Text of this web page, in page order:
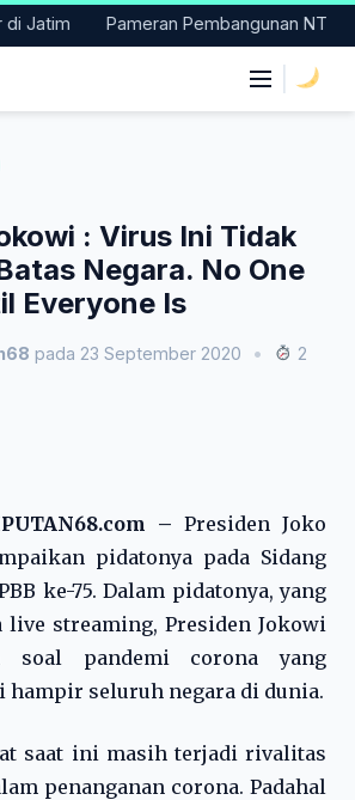
Pameran Pembangunan NTT
: Virus Ini Tidak
Negara. No One
Everyone Is
pada 23 September 2020 •
2
– Presiden Joko
pidatonya pada Sidang
ke-75. Dalam pidatonya, yang
live streaming, Presiden Jokowi
soal pandemi corona yang
hampir seluruh negara di dunia.
saat ini masih terjadi rivalitas
penanganan corona. Padahal